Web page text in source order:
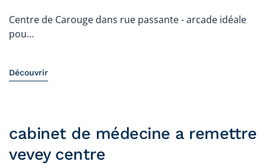
Centre de Carouge dans rue passante - arcade idéale
pou…
Découvrir
cabinet de médecine a remettre
vevey centre